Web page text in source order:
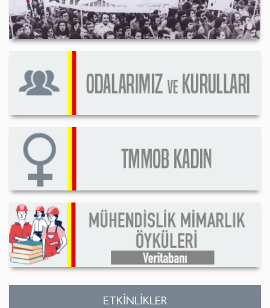
ETKİNLİKLER